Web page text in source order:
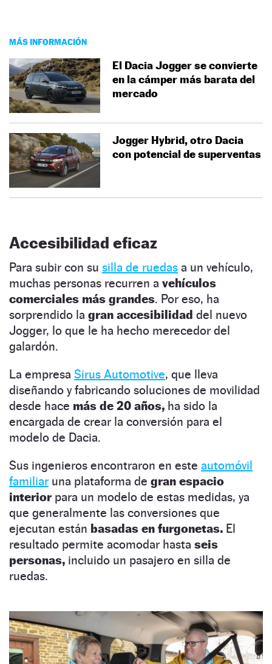
MÁS INFORMACIÓN
El Dacia Jogger se convierte
en la cámper más barata del
mercado
Jogger Hybrid, otro Dacia
con potencial de superventas
Accesibilidad eficaz
Para subir con su silla de ruedas a un vehículo,
muchas personas recurren a vehículos
comerciales más grandes. Por eso, ha
sorprendido la gran accesibilidad del nuevo
Jogger, lo que le ha hecho merecedor del
galardón.
La empresa Sirus Automotive, que lleva
diseñando y fabricando soluciones de movilidad
desde hace más de 20 años, ha sido la
encargada de crear la conversión para el
modelo de Dacia.
Sus ingenieros encontraron en este automóvil
familiar una plataforma de gran espacio
interiorpara un modelo de estas medidas, ya
que generalmente las conversiones que
ejecutan están basadas en furgonetas. El
resultado permite acomodar hasta seis
personas, incluido un pasajero en silla de
ruedas.